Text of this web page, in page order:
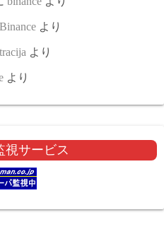
より
より
より
視サービス